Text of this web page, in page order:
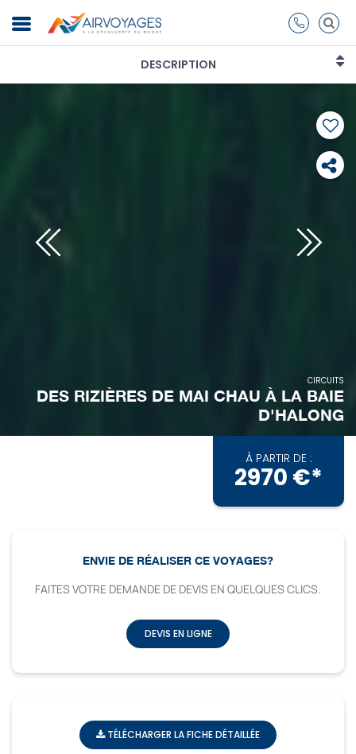
DESCRIPTION
CIRCUITS
DES RIZIÈRES DE MAI CHAU À LA BAIE
D'HALONG
À PARTIR DE :
2970 €*
ENVIE DE RÉALISER CE VOYAGES?
FAITES VOTRE DEMANDE DE DEVIS EN QUELQUES CLICS.
DEVIS EN LIGNE
TÉLÉCHARGER LA FICHE DÉTAILLÉE